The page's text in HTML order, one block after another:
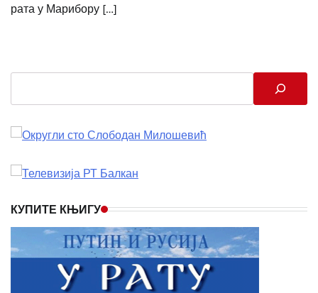
рата у Марибору […]
КУПИТЕ КЊИГУ